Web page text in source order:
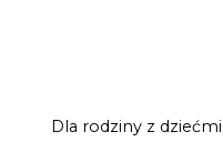
Dla rodziny z dziećmi